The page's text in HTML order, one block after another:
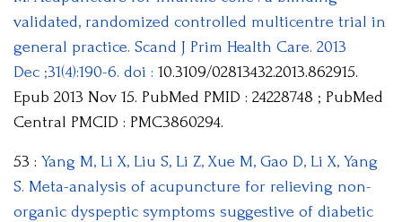
validated, randomized controlled multicentre trial in
general practice. Scand J Prim Health Care. 2013
Dec ;31(4):190-6. doi : 10.3109/02813432.2013.862915.
Epub 2013 Nov 15. PubMed PMID : 24228748 ; PubMed
Central PMCID : PMC3860294.
53 : Yang M, Li X, Liu S, Li Z, Xue M, Gao D, Li X, Yang
S. Meta-analysis of acupuncture for relieving non-
organic dyspeptic symptoms suggestive of diabetic